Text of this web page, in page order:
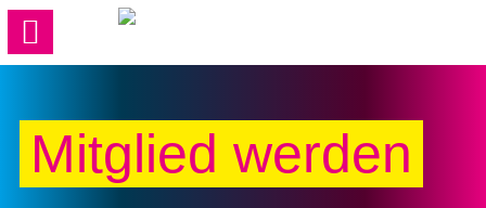
Mitglied werden